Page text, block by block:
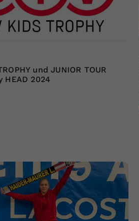
und JUNIOR TOUR
HEAD 2024